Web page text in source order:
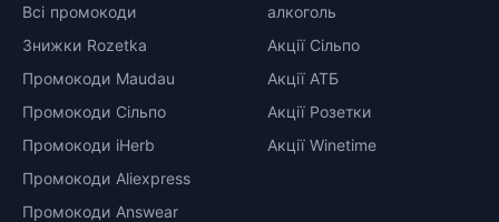
Всі промокоди
Знижки Rozetka
Промокоди Maudau
Промокоди Сільпо
Промокоди iHerb
Промокоди Aliexpress
Промокоди Answear
алкоголь
Акції Сільпо
Акції АТБ
Акції Розетки
Акції Winetime